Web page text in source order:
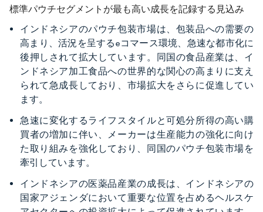
標準パウチセグメントが最も高い成長を記録する見込み
インドネシアのパウチ包装市場は、包装品への需要の
高まり、活況を呈するeコマース環境、急速な都市化に
後押しされて拡大しています。同国の食品産業は、イ
ンドネシア加工食品への世界的な関心の高まりに支え
られて急成長しており、市場拡大をさらに促進してい
ます。
急速に変化するライフスタイルと可処分所得の高い購
買者の増加に伴い、メーカーは生産能力の強化に向け
た取り組みを強化しており、同国のパウチ包装市場を
牽引しています。
インドネシアの医薬品産業の成長は、インドネシアの
国家アジェンダにおいて重要な位置を占めるヘルスケ